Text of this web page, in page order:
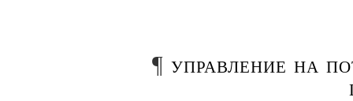
¶ управление на